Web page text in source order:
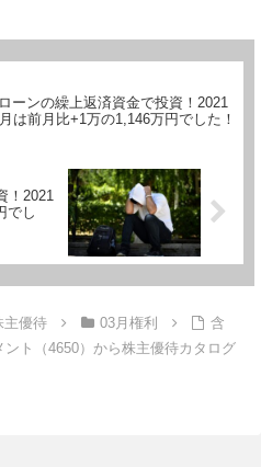
ーンの繰上返済資金で投資！2021
は前月比+1万の1,146万円でした！
！2021
でし
主優待 03月権利
含
ト（4650）から株主優待カタログ